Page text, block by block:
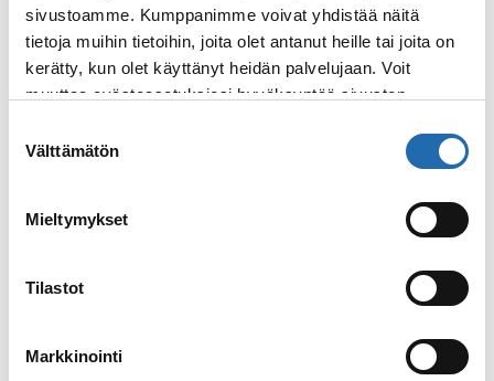
sivustoamme. Kumppanimme voivat yhdistää näitä
tietoja muihin tietoihin, joita olet antanut heille tai joita on
kerätty, kun olet käyttänyt heidän palvelujaan. Voit
muuttaa evästeasetuksiesi hyväksyntää sivuston
valinta
Välttämätön
Mieltymykset
Tilastot
Markkinointi
100
Matkustajamäärä